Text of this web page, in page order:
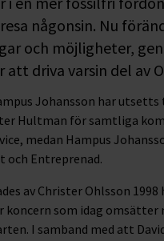
någonsin. Nu
och möjligheter,
driva varsin del av
Johansson har utsetts
Hultman för samtliga
medan Hampus
och Entreprenad.
av Christer Ohlsson
koncern som idag
I samband med att